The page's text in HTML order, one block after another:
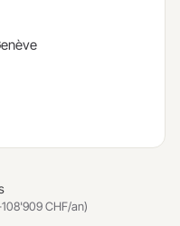
CHF/an)